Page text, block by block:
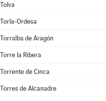
Tolva
Torla-Ordesa
Torralba de Aragón
Torre la Ribera
Torrente de Cinca
Torres de Alcanadre